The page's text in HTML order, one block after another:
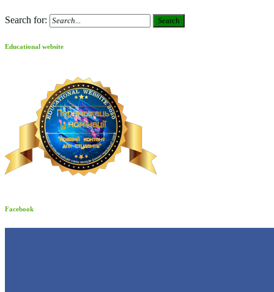
Search for: Search
Educational website
Facebook